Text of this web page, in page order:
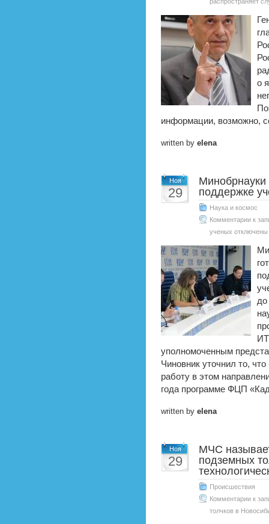
о
информации, возможно,
written by elena
Ноя
29
Минобрнауки
поддержке
Наука и космос
Комментарии к
ученых отключены
уполномоченным
Чиновник уточнил то,
работу в этом
года программе ФЦП
written by elena
Ноя
29
МЧС
подземных
Происшествия
Комментарии к
толчков в